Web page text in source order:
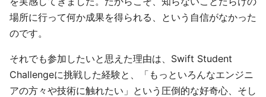
場所に行って何か成果を得られる、という自信がなかった
のです。
それでも参加したいと思えた理由は、Swift Student
Challengeに挑戦した経験と、「もっといろんなエンジニ
アの方々や技術に触れたい」という圧倒的な好奇心、そし